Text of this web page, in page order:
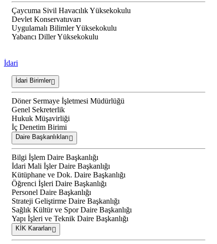
Çaycuma Sivil Havacılık Yüksekokulu
Devlet Konservatuvarı
Uygulamalı Bilimler Yüksekokulu
Yabancı Diller Yüksekokulu
İdari
İdari Birimler
Döner Sermaye İşletmesi Müdürlüğü
Genel Sekreterlik
Hukuk Müşavirliği
İç Denetim Birimi
Daire Başkanlıkları
Bilgi İşlem Daire Başkanlığı
İdari Mali İşler Daire Başkanlığı
Kütüphane ve Dok. Daire Başkanlığı
Öğrenci İşleri Daire Başkanlığı
Personel Daire Başkanlığı
Strateji Geliştirme Daire Başkanlığı
Sağlık Kültür ve Spor Daire Başkanlığı
Yapı İşleri ve Teknik Daire Başkanlığı
KİK Kararları